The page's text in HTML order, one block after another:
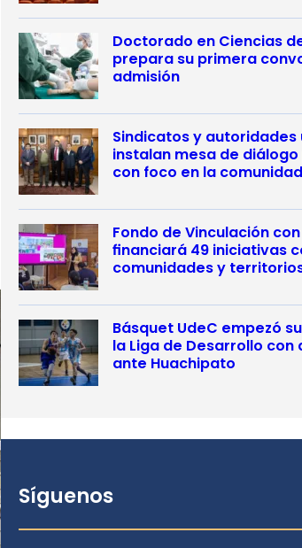
Doctorado en Ciencias
prepara su primera
admisión
Sindicatos y
instalan mesa de
con foco en la
Fondo de Vinculación
financiará 49 iniciativas
comunidades y
Básquet UdeC empezó
la Liga de Desarrollo
ante Huachipato
Síguenos